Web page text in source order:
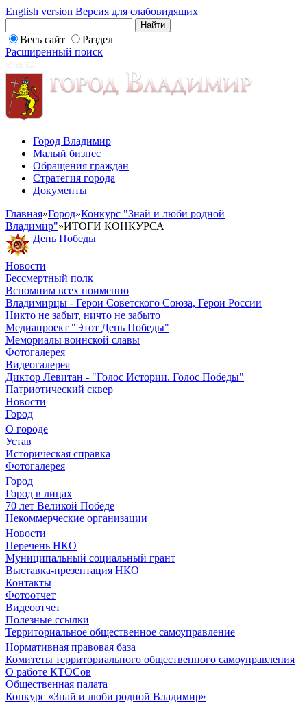
English version Версия для слабовидящих
Весь сайт
Раздел
Расширенный поиск
Город Владимир
Малый бизнес
Обращения граждан
Стратегия города
Документы
Главная»Город»Конкурс "Знай и люби родной
Владимир"»ИТОГИ КОНКУРСА
День Победы
Новости
Бессмертный полк
Вспомним всех поименно
Владимирцы - Герои Советского Союза, Герои России
Никто не забыт, ничто не забыто
Медиапроект "Этот День Победы"
Мемориалы воинской славы
Фотогалерея
Видеогалерея
Диктор Левитан - "Голос Истории. Голос Победы"
Патриотический сквер
Новости
Город
О городе
Устав
Историческая справка
Фотогалерея
Город
Город в лицах
70 лет Великой Победе
Некоммерческие организации
Новости
Перечень НКО
Муниципальный социальный грант
Выставка-презентация НКО
Контакты
Фотоотчет
Видеоотчет
Полезные ссылки
Территориальное общественное самоуправление
Нормативная правовая база
Комитеты территориального общественного самоуправления
О работе КТОСов
Общественная палата
Конкурс «Знай и люби родной Владимир»